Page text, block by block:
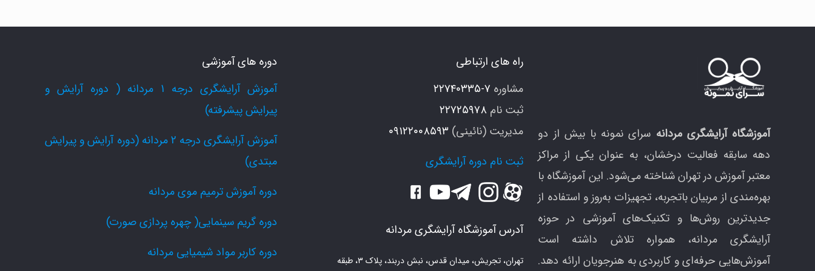
از
آموزشگاه آرایشگری مردانه سرای نمونه با بیش از دو
دهه سابقه فعالیت درخشان، به عنوان یکی از مراکز
معتبر آموزش در تهران شناخته می‌شود. این آموزشگاه با
بهره‌مندی از مربیان باتجربه، تجهیزات به‌روز و استفاده از
جدیدترین روش‌ها و تکنیک‌های آموزشی در حوزه
آرایشگری مردانه، همواره تلاش داشته است
آموزش‌هایی حرفه‌ای و کاربردی به هنرجویان ارائه دهد.
راه های ارتباطی
مشاوره ۷-۲۲۷۴۰۳۳۵
ثبت نام ۲۲۷۲۵۹۷۸
مدیریت (نائینی) ۰۹۱۲۲۰۰۸۵۹۳
ثبت نام دوره آرایشگری
آدرس آموزشگاه آرایشگری مردانه
تهران، تجریش، میدان قدس، نبش دربند، پلاک ۳، طبقه
دوره های آموزشی
آموزش آرایشگری درجه 1 مردانه ( دوره آرایش و
پیرایش پیشرفته)
آموزش آرایشگری درجه 2 مردانه (دوره آرایش و پیرایش
مبتدی)
دوره آموزش ترمیم موی مردانه
دوره گریم سینمایی( چهره پردازی صورت)
دوره کاربر مواد شیمیایی مردانه